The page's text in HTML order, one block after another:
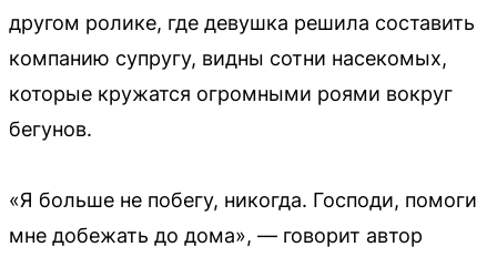
другом ролике, где девушка решила составить
компанию супругу, видны сотни насекомых,
которые кружатся огромными роями вокруг
бегунов.
«Я больше не побегу, никогда. Господи, помоги
мне добежать до дома», — говорит автор